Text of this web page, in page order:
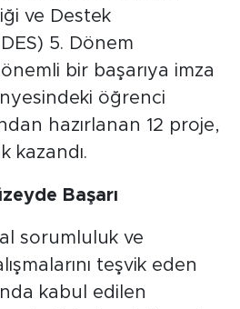
ve Destek
5. Dönem
bir başarıya imza
öğrenci
hazırlanan 12 proje,
kazandı.
Başarı
sorumluluk ve
teşvik eden
kabul edilen